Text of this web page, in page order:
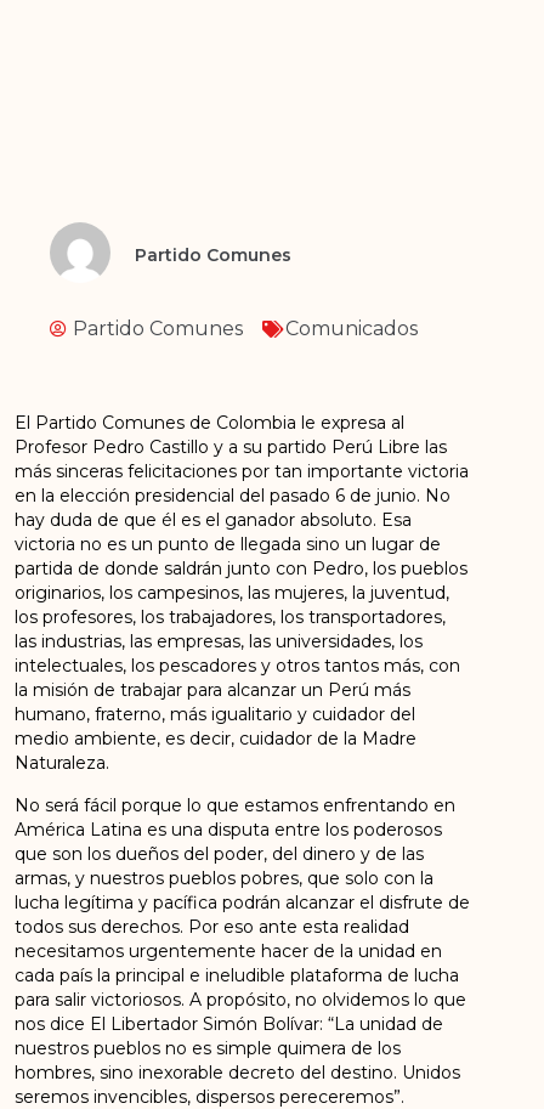
Partido Comunes
Partido Comunes Comunicados
El Partido Comunes de Colombia le expresa al
Profesor Pedro Castillo y a su partido Perú Libre las
más sinceras felicitaciones por tan importante victoria
en la elección presidencial del pasado 6 de junio. No
hay duda de que él es el ganador absoluto. Esa
victoria no es un punto de llegada sino un lugar de
partida de donde saldrán junto con Pedro, los pueblos
originarios, los campesinos, las mujeres, la juventud,
los profesores, los trabajadores, los transportadores,
las industrias, las empresas, las universidades, los
intelectuales, los pescadores y otros tantos más, con
la misión de trabajar para alcanzar un Perú más
humano, fraterno, más igualitario y cuidador del
medio ambiente, es decir, cuidador de la Madre
Naturaleza.
No será fácil porque lo que estamos enfrentando en
América Latina es una disputa entre los poderosos
que son los dueños del poder, del dinero y de las
armas, y nuestros pueblos pobres, que solo con la
lucha legítima y pacífica podrán alcanzar el disfrute de
todos sus derechos. Por eso ante esta realidad
necesitamos urgentemente hacer de la unidad en
cada país la principal e ineludible plataforma de lucha
para salir victoriosos. A propósito, no olvidemos lo que
nos dice El Libertador Simón Bolívar: “La unidad de
nuestros pueblos no es simple quimera de los
hombres, sino inexorable decreto del destino. Unidos
seremos invencibles, dispersos pereceremos”.